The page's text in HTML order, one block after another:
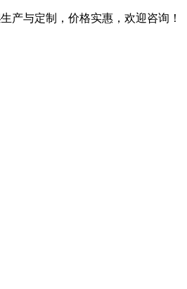
生产与定制，价格实惠，欢迎咨询！